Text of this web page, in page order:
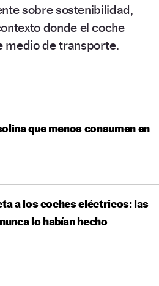
sobre sostenibilidad,
donde el coche
medio de transporte.
que menos consumen en
a los coches eléctricos: las
lo habían hecho